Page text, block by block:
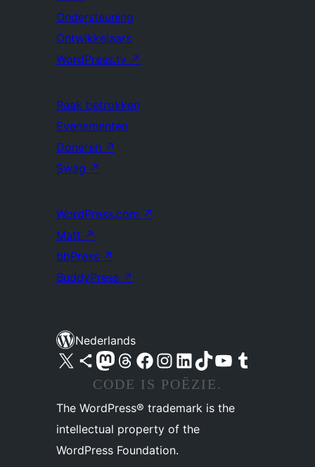
Ondersteuning
Ontwikkelaars
WordPress.tv ↗
Raak betrokken
Evenementen
Doneren ↗
Swag ↗
WordPress.com ↗
Matt ↗
bbPress ↗
BuddyPress ↗
Nederlands
Bezoek ons X (voorheen Twitter) account
Bezoek ons Bluesky account
Bezoek ons Mastodon account
Bezoek ons Threads account
Onze Facebook pagina bezoeken
Bezoek ons Instagram account
Bezoek ons LinkedIn account
Bezoek ons TikTok account
Bezoek ons YouTube kanaalBezoek ons Tumblr account
CODE IS POËZIE.
The WordPress® trademark is the
intellectual property of the
WordPress Foundation.